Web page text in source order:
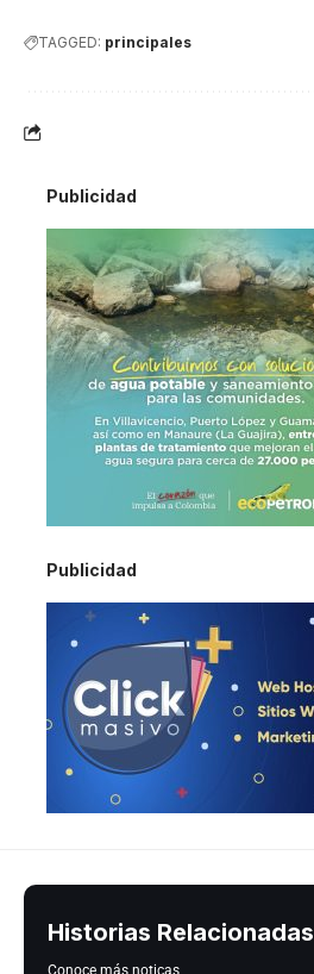
TAGGED: principales
Publicidad
Publicidad
Historias Relacionadas
Conoce más noticas